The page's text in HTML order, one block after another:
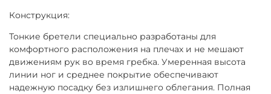
Конструкция:
Тонкие бретели специально разработаны для
комфортного расположения на плечах и не мешают
движениям рук во время гребка. Умеренная высота
линии ног и среднее покрытие обеспечивают
надежную посадку без излишнего облегания. Полная